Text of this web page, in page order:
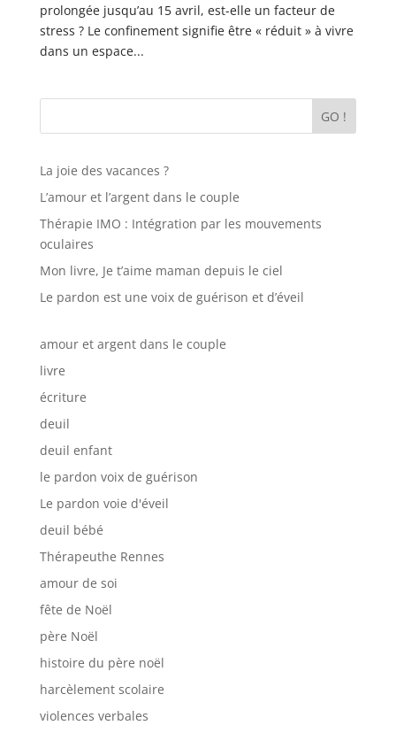
prolongée jusqu’au 15 avril, est-elle un facteur de
stress ? Le confinement signifie être « réduit » à vivre
dans un espace...
GO !
La joie des vacances ?
L’amour et l’argent dans le couple
Thérapie IMO : Intégration par les mouvements
oculaires
Mon livre, Je t’aime maman depuis le ciel
Le pardon est une voix de guérison et d’éveil
amour et argent dans le couple
livre
écriture
deuil
deuil enfant
le pardon voix de guérison
Le pardon voie d'éveil
deuil bébé
Thérapeuthe Rennes
amour de soi
fête de Noël
père Noël
histoire du père noël
harcèlement scolaire
violences verbales